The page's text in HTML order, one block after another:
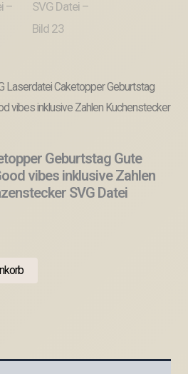
Laserdatei Caketopper Geburtstag
vibes inklusive Zahlen Kuchenstecker
Geburtstag Gute
vibes inklusive Zahlen
SVG Datei